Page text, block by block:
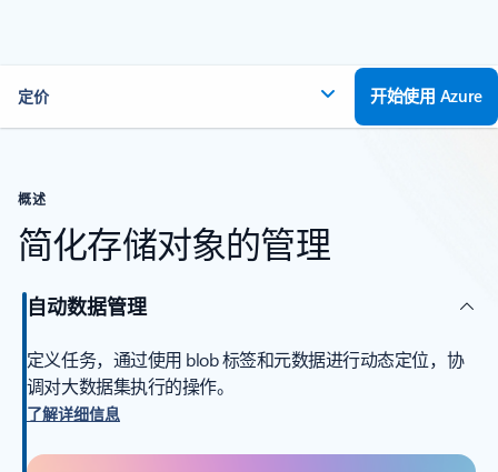
定价 开始使用 Azure
概述
简化存储对象的管理
自动数据管理
定义任务，通过使用 blob 标签和元数据进行动态定位，协
调对大数据集执行的操作。
了解详细信息